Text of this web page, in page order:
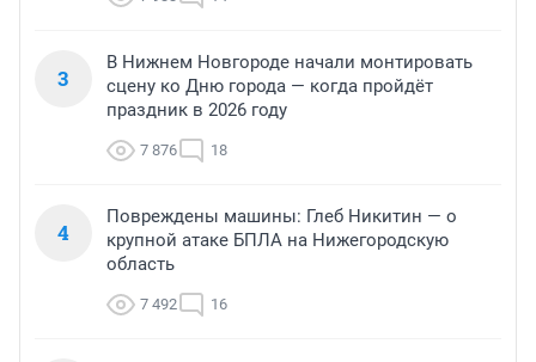
3
В Нижнем Новгороде начали монтировать
сцену ко Дню города — когда пройдёт
праздник в 2026 году
7 876 18
4
Повреждены машины: Глеб Никитин — о
крупной атаке БПЛА на Нижегородскую
область
7 492 16